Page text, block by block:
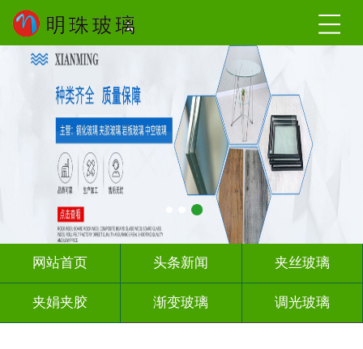
网站首页 头条新闻 夹丝玻璃
夹娟夹胶 渐变玻璃 调光玻璃